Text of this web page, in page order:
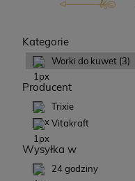
Kategorie
Worki do kuwet (3)
Producent
Trixie
Vitakraft
Wysyłka w
24 godziny